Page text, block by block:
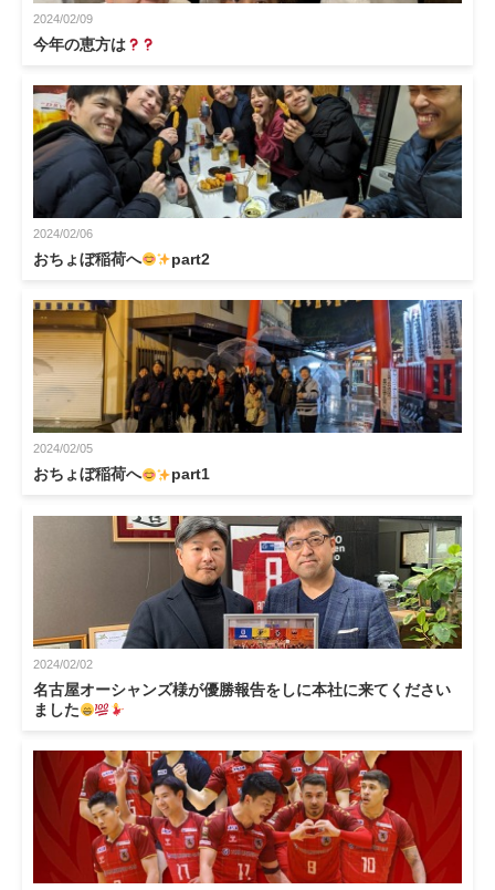
2024/02/09
今年の恵方は
2024/02/06
おちょぼ稲荷へ part2
2024/02/05
おちょぼ稲荷へ part1
2024/02/02
名古屋オーシャンズ様が優勝報告をしに本社に来てください
ました